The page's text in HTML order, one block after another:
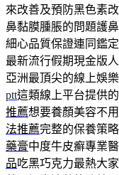
來改善及預防黑色素
鼻黏膜腫脹的問題護
細心品質保證連同鑑
最新流行假期現金版
亞洲最頂尖的線上娛
ptt這類線上平台提供
推薦想要養顏美容不
法推薦完整的保養策
藥膏中度牛皮癬專業
品吃黑巧克力最熱大